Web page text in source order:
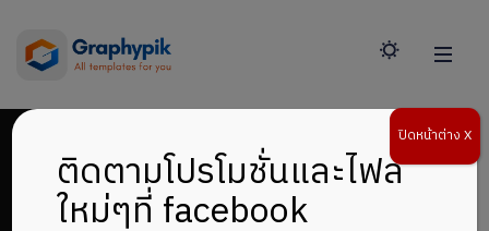
ติดตามโปรโมชั่นและไฟล์
ใหม่ๆที่ facebook
ปิดหน้าต่าง X